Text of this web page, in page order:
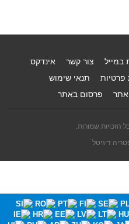
במייל צור קשר
אינדקס
פרטיות
תנאי שימוש
פרסום באתר
דיגיטל